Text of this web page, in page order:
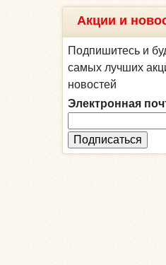
Акции и
Подпишитесь и
самых лучших
новостей
Электронная